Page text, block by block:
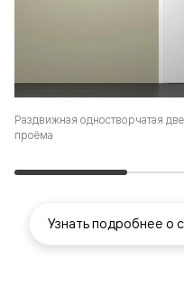
Раздвижная одностворчатая
проёма
Узнать подробнее о